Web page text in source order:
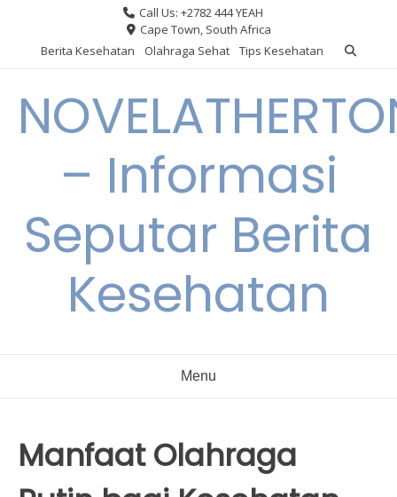
content
Call Us: +2782 444 YEAH
Cape Town, South Africa
Berita Kesehatan
Olahraga Sehat Tips Kesehatan
– Informasi
Seputar Berita
Kesehatan
Menu
Manfaat Olahraga